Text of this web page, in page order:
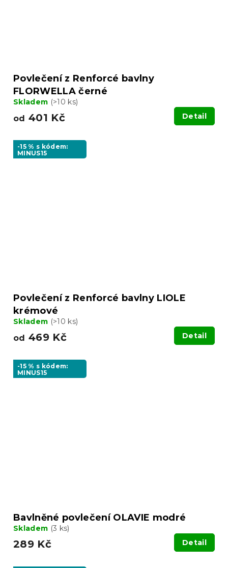
Povlečení z Renforcé bavlny
FLORWELLA černé
Skladem (>10 ks)
od 401 Kč Detail
-15 % s kódem:
MINUS15
Povlečení z Renforcé bavlny LIOLE
krémové
Skladem (>10 ks)
od 469 Kč Detail
-15 % s kódem:
MINUS15
Bavlněné povlečení OLAVIE modré
Skladem (3 ks)
289 Kč Detail